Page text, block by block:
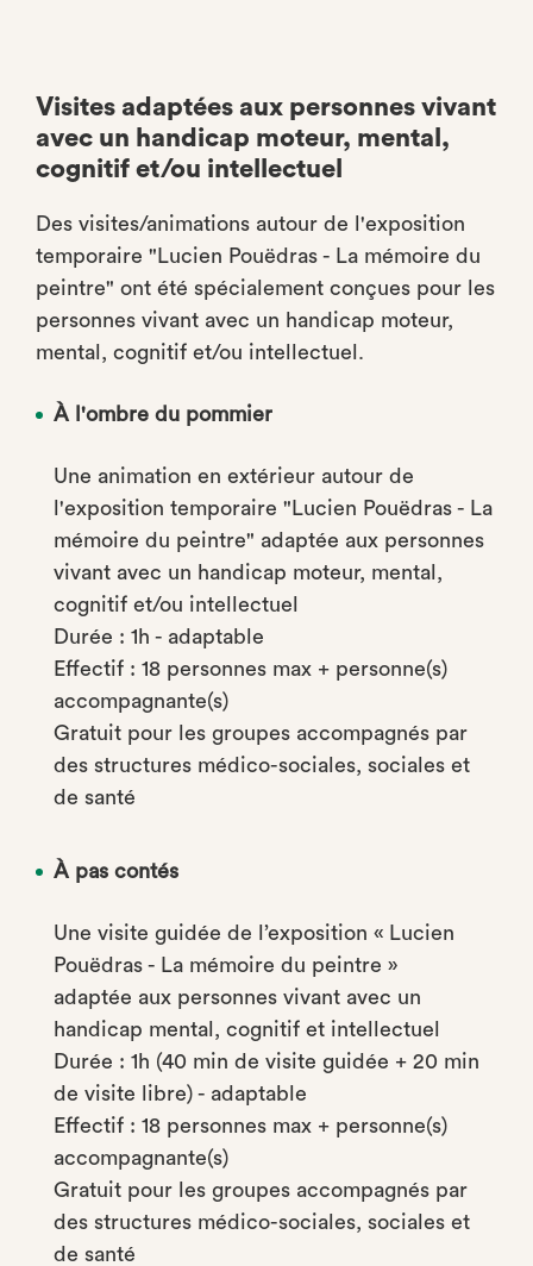
Visites adaptées aux personnes vivant
avec un handicap moteur, mental,
cognitif et/ou intellectuel
Des visites/animations autour de l'exposition
temporaire "Lucien Pouëdras - La mémoire du
peintre" ont été spécialement conçues pour les
personnes vivant avec un handicap moteur,
mental, cognitif et/ou intellectuel.
À l'ombre du pommier
Une animation en extérieur autour de
l'exposition temporaire "Lucien Pouëdras - La
mémoire du peintre" adaptée aux personnes
vivant avec un handicap moteur, mental,
cognitif et/ou intellectuel
Durée : 1h - adaptable
Effectif : 18 personnes max + personne(s)
accompagnante(s)
Gratuit pour les groupes accompagnés par
des structures médico-sociales, sociales et
de santé
À pas contés
Une visite guidée de l’exposition « Lucien
Pouëdras - La mémoire du peintre »
adaptée aux personnes vivant avec un
handicap mental, cognitif et intellectuel
Durée : 1h (40 min de visite guidée + 20 min
de visite libre) - adaptable
Effectif : 18 personnes max + personne(s)
accompagnante(s)
Gratuit pour les groupes accompagnés par
des structures médico-sociales, sociales et
de santé